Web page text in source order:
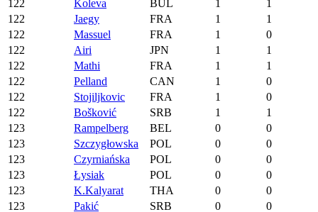
122
Koleva BUL 1
1
122
Jaegy FRA 1
1
122
Massuel FRA 1
0
122
Airi JPN 1
1
122
Mathi FRA 1
1
122
Pelland CAN 1
0
122
Stojiljkovic FRA 1
0
122
Bošković SRB 1
1
123
Rampelberg BEL 0
0
123
Szczygłowska POL 0
0
123
Czyrniańska POL 0
0
123
Łysiak POL 0
0
123
K.Kalyarat THA 0
0
123
Pakić SRB 0
0